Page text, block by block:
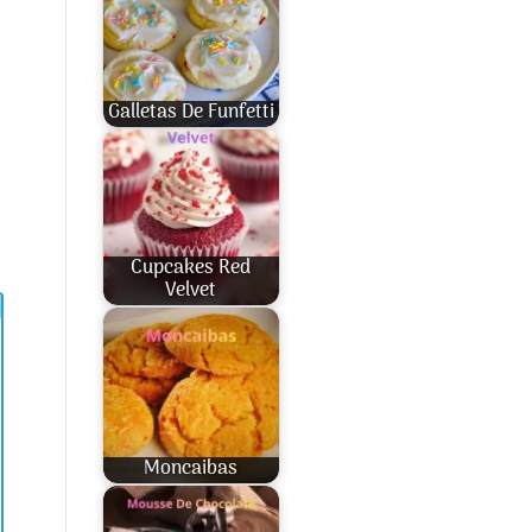
Galletas De Funfetti
Cupcakes Red
Velvet
Moncaibas